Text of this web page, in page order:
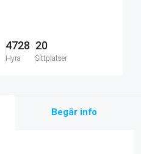
4728
Hyra
20
Sittplatser
Begär info